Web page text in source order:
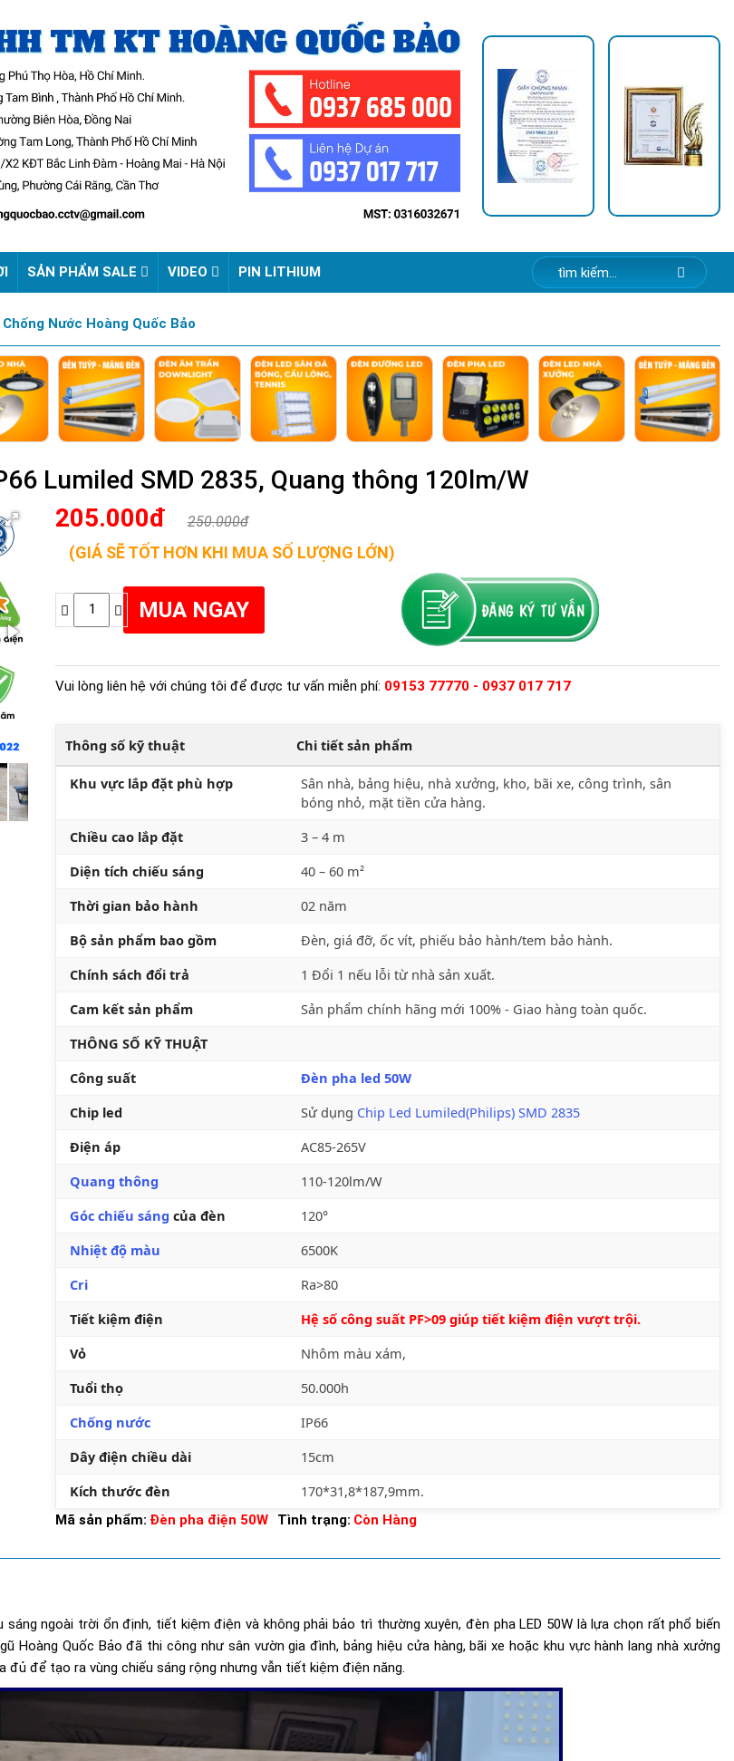
SẢN PHẨM SALE VIDEO PIN LITHIUM
Nước Hoàng Quốc Bảo
Lumiled SMD 2835, Quang thông 120lm/W
205.000đ
250.000đ
(GIÁ SẼ TỐT HƠN KHI MUA SỐ LƯỢNG LỚN)
Vui lòng liên hệ với chúng tôi để được tư vấn miễn phí: 09153 77770 - 0937 017 717
Thông số kỹ thuật Chi tiết sản phẩm
Khu vực lắp đặt phù hợp
Sân nhà, bảng hiệu, nhà xưởng, kho, bãi xe, công trình, sân
bóng nhỏ, mặt tiền cửa hàng.
Chiều cao lắp đặt
3 – 4 m
Diện tích chiếu sáng
40 – 60 m²
Thời gian bảo hành
02 năm
Bộ sản phẩm bao gồm
Đèn, giá đỡ, ốc vít, phiếu bảo hành/tem bảo hành.
Chính sách đổi trả
1 Đổi 1 nếu lỗi từ nhà sản xuất.
Cam kết sản phẩm
Sản phẩm chính hãng mới 100% - Giao hàng toàn quốc.
THÔNG SỐ KỸ THUẬT
Công suất
Đèn pha led 50W
Chip led
Sử dụng Chip Led Lumiled(Philips) SMD 2835
Điện áp
AC85-265V
Quang thông
110-120lm/W
Góc chiếu sáng của đèn
120°
Nhiệt độ màu
6500K
Cri
Ra>80
Tiết kiệm điện
Hệ số công suất PF>09 giúp tiết kiệm điện vượt trội.
Vỏ
Nhôm màu xám,
Tuổi thọ
50.000h
Chống nước
IP66
Dây điện chiều dài
15cm
Kích thước đèn
170*31,8*187,9mm.
Mã sản phẩm: Đèn pha điện 50W Tình trạng: Còn Hàng
sáng ngoài trời ổn định, tiết kiệm điện và không phải bảo trì thường xuyên, đèn pha LED 50W là lựa chọn rất phổ biến
Hoàng Quốc Bảo đã thi công như sân vườn gia đình, bảng hiệu cửa hàng, bãi xe hoặc khu vực hành lang nhà xưởng
đủ để tạo ra vùng chiếu sáng rộng nhưng vẫn tiết kiệm điện năng.